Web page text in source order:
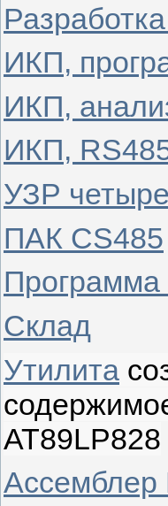
ИКП,
ИКП,
ИКП,
УЗР
ПАК CS485
Программа
Склад
Утилита
AT89LP828
Ассемблер